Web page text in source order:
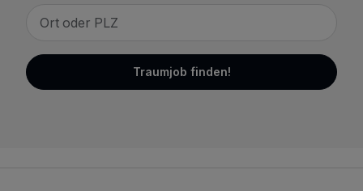
Traumjob finden!